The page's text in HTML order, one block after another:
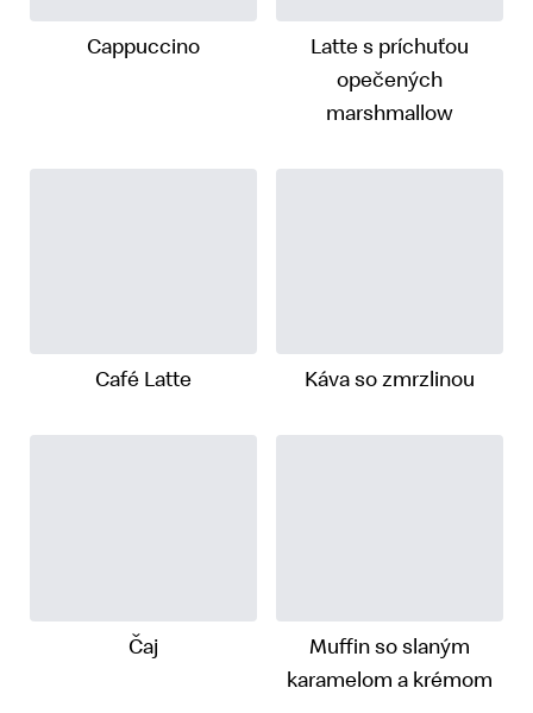
Cappuccino
Latte s príchuťou
opečených
marshmallow
Café Latte Káva so zmrzlinou
Čaj
Muffin so slaným
karamelom a krémom